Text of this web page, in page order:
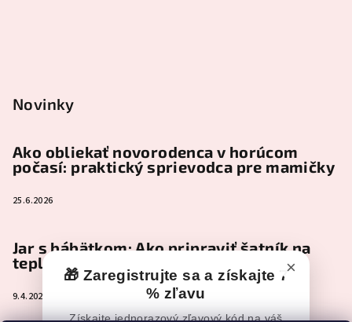
×
🎁 Zaregistrujte sa a získajte 7
% zľavu
Získajte jednorazový zľavový kód na váš
Novinky
Ako obliekať novorodenca v horúcom
počasí: praktický sprievodca pre mamičky
25.6.2026
Jar s bábätkom: Ako pripraviť šatník na
teplejšie dni
9.4.2026